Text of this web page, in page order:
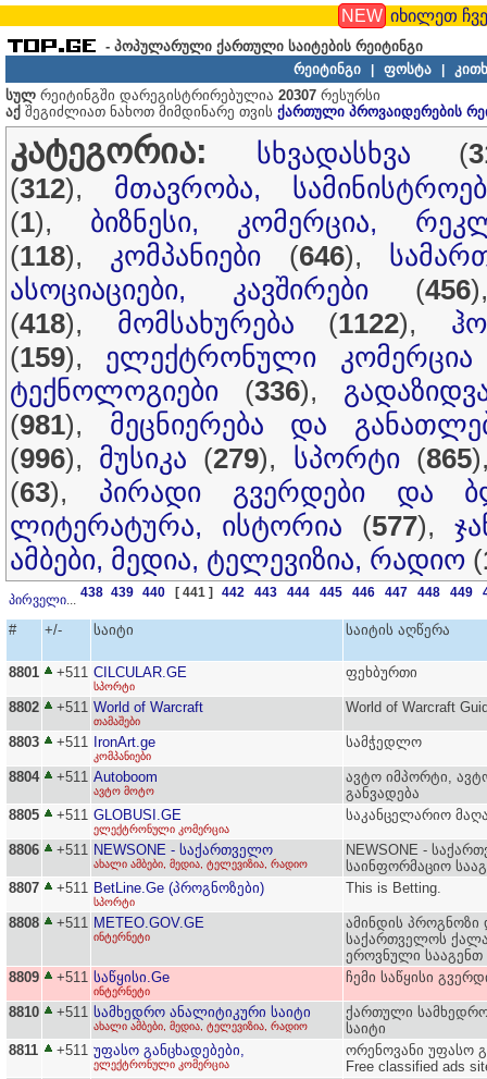
NEW იხილეთ
- პოპულარული ქართული საიტების რეიტინგი
რეიტინგი
ფოსტა
სულ რეიტინგში დარეგისტრირებულია 20307 რესურსი
აქ შეგიძლიათ ნახოთ მიმდინარე თვის ქართული პროვაიდერების
კატეგორია: სხვადასხვა (
(312), მთავრობა,
(1), ბიზნესი, კომერცია,
(118), კომპანიები (646),
ასოციაციები, კავშირები (456
(418), მომსახურება (1122),
(159), ელექტრონული კომერცია
ტექნოლოგიები (336),
(981), მეცნიერება და
(996), მუსიკა (279), სპორტი(865
(63), პირადი გვერდები და
ლიტერატურა, ისტორია (577),
ამბები, მედია, ტელევიზია, რადიო (
პირველი... 438 439 440 [ 441 ] 442 443 444 445 446 447 448 449
# +/- საიტი საიტის აღწერა
8801 +511 CILCULAR.GE
სპორტი
ფეხბურთი
8802 +511 World of Warcraft
თამაშები
World of Warcraft
8803 +511 IronArt.ge
კომპანიები
სამჭედლო
8804 +511 Autoboom
ავტო მოტო
ავტო იმპორტი,
განვადება
8805
+511 GLOBUSI.GE
ელექტრონული კომერცია
საკანცელარიო
8806 +511 NEWSONE - საქართველო
ახალი ამბები, მედია, ტელევიზია, რადიო
NEWSONE -
საინფორმაციო
8807
+511 BetLine.Ge (პროგნოზები)
სპორტი
This is Betting.
8808 +511 METEO.GOV.GE
ინტერნეტი
ამინდის პროგნოზი
საქართველოს
ეროვნული სააგენთ
8809
+511 საწყისი.Ge
ინტერნეტი
ჩემი საწყისი
8810 +511 სამხედრო ანალიტიკური საიტი
ახალი ამბები, მედია, ტელევიზია, რადიო
ქართული
საიტი
8811
+511 უფასო განცხადებები,
ელექტრონული კომერცია
ორენოვანი უფასო
Free classified ads